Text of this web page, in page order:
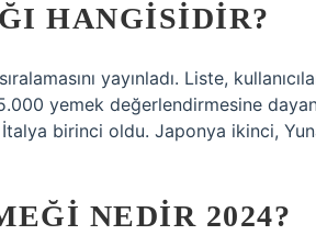
HANGISIDIR?
yayınladı. Liste,
yemek değerlendirmesine
birinci oldu. Japonya ikinci,
NEDIR 2024?